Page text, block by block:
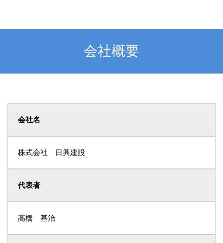
会社概要
会社名
株式会社 日興建設
代表者
高橋 基治